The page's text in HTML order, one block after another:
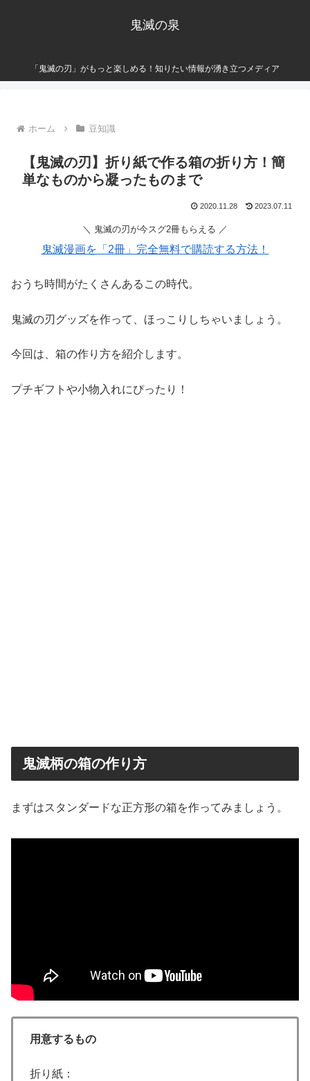
鬼滅の泉
「鬼滅の刃」がもっと楽しめる！知りたい情報が湧き立つメディア
ホーム 豆知識
【鬼滅の刃】折り紙で作る箱の折り方！簡
単なものから凝ったものまで
2020.11.28 2023.07.11
＼ 鬼滅の刃が今スグ2冊もらえる ／
鬼滅漫画を「2冊」完全無料で購読する方法！
おうち時間がたくさんあるこの時代。
鬼滅の刃グッズを作って、ほっこりしちゃいましょう。
今回は、箱の作り方を紹介します。
プチギフトや小物入れにぴったり！
鬼滅柄の箱の作り方
まずはスタンダードな正方形の箱を作ってみましょう。
用意するもの
折り紙：